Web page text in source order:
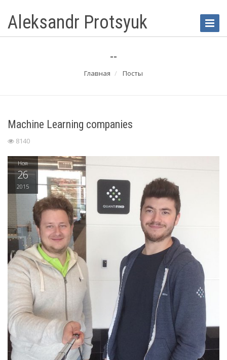
Toggle
Aleksandr Protsyuk
--
Главная Посты
Machine Learning companies
8140
Ноя
26
2015